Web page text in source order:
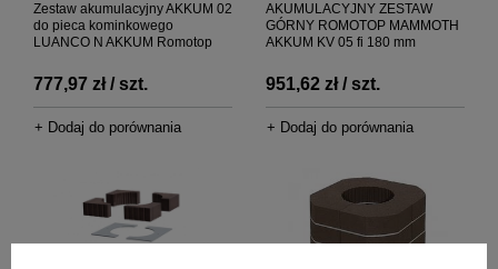
Zestaw akumulacyjny AKKUM 02
do pieca kominkowego
LUANCO N AKKUM Romotop
777,97 zł / szt.
+ Dodaj do porównania
AKUMULACYJNY ZESTAW
GÓRNY ROMOTOP MAMMOTH
AKKUM KV 05 fi 180 mm
951,62 zł / szt.
+ Dodaj do porównania